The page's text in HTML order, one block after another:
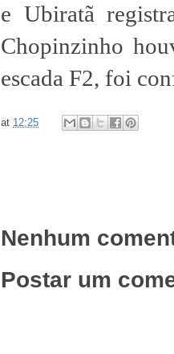
e Ubiratã
Chopinzinho
escada F2, foi
at 12:25
Nenhum
Postar um